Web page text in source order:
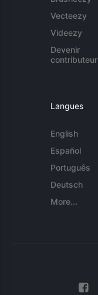
Vecteezy
Videezy
Devenir
contributeur
Langues
English
Español
Português
Deutsch
More...